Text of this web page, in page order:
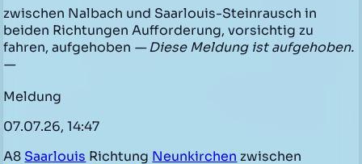
zwischen Nalbach und Saarlouis-Steinrausch in
beiden Richtungen Aufforderung, vorsichtig zu
fahren, aufgehoben — Diese Meldung ist aufgehoben.
—
Meldung
07.07.26, 14:47
A8 Saarlouis Richtung Neunkirchen zwischen